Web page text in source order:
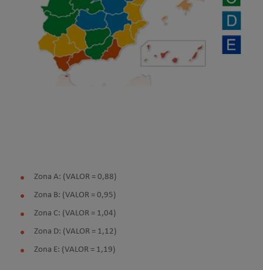
Zona A: (VALOR = 0,88)
Zona B: (VALOR = 0,95)
Zona C: (VALOR = 1,04)
Zona D: (VALOR = 1,12)
Zona E: (VALOR = 1,19)